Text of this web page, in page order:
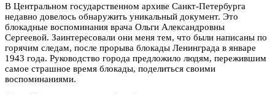
В Центральном государственном архиве Санкт-Петербурга
недавно довелось обнаружить уникальный документ. Это
блокадные воспоминания врача Ольги Александровны
Сергеевой. Заинтересовали они меня тем, что были написаны по
горячим следам, после прорыва блокады Ленинграда в январе
1943 года. Руководство города предложило людям, пережившим
самое страшное время блокады, поделиться своими
воспоминаниями.